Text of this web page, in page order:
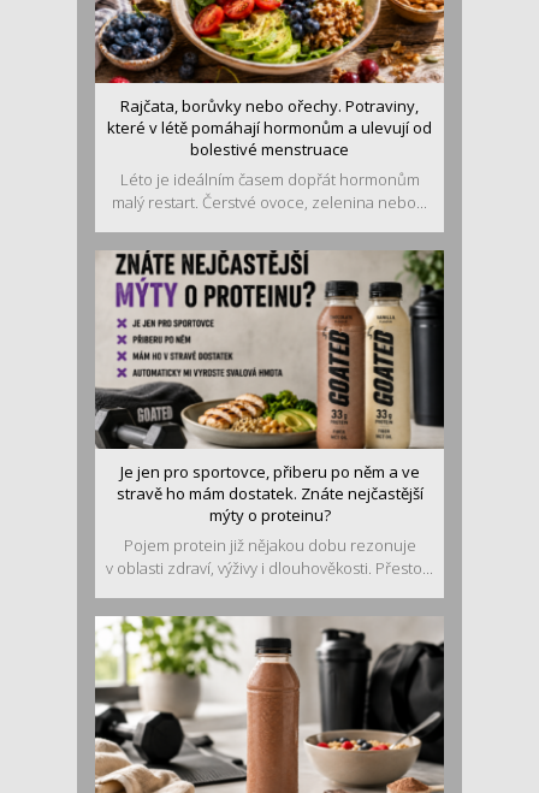
Rajčata, borůvky nebo ořechy. Potraviny,
které v létě pomáhají hormonům a ulevují od
bolestivé menstruace
Léto je ideálním časem dopřát hormonům
malý restart. Čerstvé ovoce, zelenina nebo...
Je jen pro sportovce, přiberu po něm a ve
stravě ho mám dostatek. Znáte nejčastější
mýty o proteinu?
Pojem protein již nějakou dobu rezonuje
v oblasti zdraví, výživy i dlouhověkosti. Přesto...